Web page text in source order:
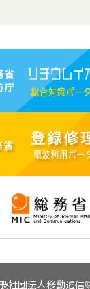
社団法人移動通信